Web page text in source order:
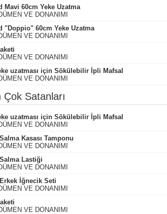
Mavi 60cm Yeke Uzatma
VE DONANIMI
"Doppio" 60cm Yeke Uzatma
VE DONANIMI
VE DONANIMI
uzatması için Sökülebilir İpli Mafsal
VE DONANIMI
Satanları
uzatması için Sökülebilir İpli Mafsal
VE DONANIMI
Kasası Tamponu
VE DONANIMI
Lastiği
VE DONANIMI
İğnecik Seti
VE DONANIMI
VE DONANIMI